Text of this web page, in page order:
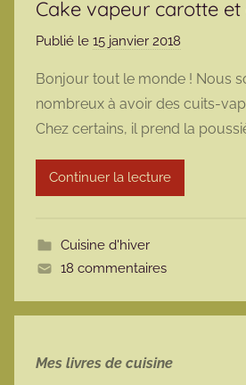
Cake vapeur carotte
Publié le 15 janvier 2018
r
m
a
r
Bonjour tout le monde ! Nous
nombreux à avoir des cuits-
Chez certains, il prend la
Continuer la lecture
Cuisine d'hiver
18 commentaires
Mes livres de cuisine